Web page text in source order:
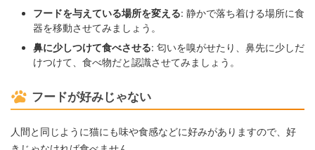
フードを与えている場所を変える: 静かで落ち着ける場所に食
器を移動させてみましょう。
鼻に少しつけて食べさせる: 匂いを嗅がせたり、鼻先に少しだ
けつけて、食べ物だと認識させてみましょう。
フードが好みじゃない
人間と同じように猫にも味や食感などに好みがありますので、好